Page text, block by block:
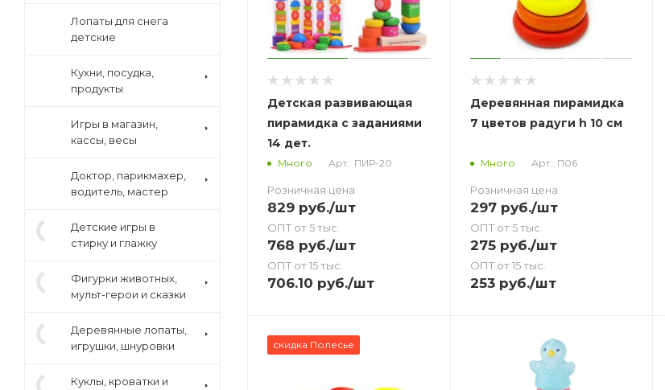
Детская развивающая
пирамидка с заданиями
14 дет.
Много Арт.: ПИР-20
Розничная цена
829 руб./шт
ОПТ от 5 тыс.
768 руб./шт
ОПТ от 15 тыс.
706.10 руб./шт
Деревянная пирамидка
7 цветов радуги h 10 см
Много Арт.: П06
Розничная цена
297руб./шт
ОПТ от 5 тыс.
275руб./шт
ОПТ от 15 тыс.
253руб./шт
скидка Полесье
Лопаты для снега
детские
Кухни, посудка,
продукты
Игры в магазин,
кассы, весы
Доктор, парикмахер,
водитель, мастер
Детские игры в
стирку и глажку
Фигурки животных,
мульт-герои и сказки
Деревянные лопаты,
игрушки, шнуровки
Куклы, кроватки и